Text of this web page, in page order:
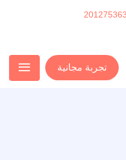
تجربة مجانية